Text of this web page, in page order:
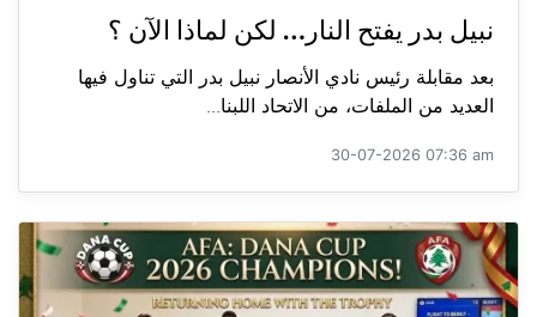
نبيل بدر يفتح النار… لكن لماذا الآن ؟
بعد مقابلة رئيس نادي الأنصار نبيل بدر التي تناول فيها
العديد من الملفات، من الاتحاد اللبنا...
30-07-2026 07:36 am